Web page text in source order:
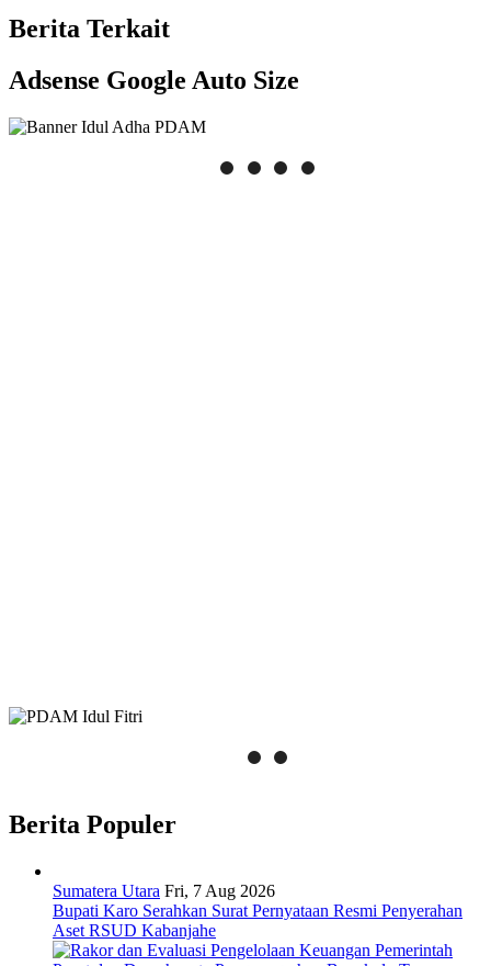
Berita Terkait
Adsense Google Auto Size
Berita Populer
Sumatera Utara Fri, 7 Aug 2026
Bupati Karo Serahkan Surat Pernyataan Resmi Penyerahan
Aset RSUD Kabanjahe